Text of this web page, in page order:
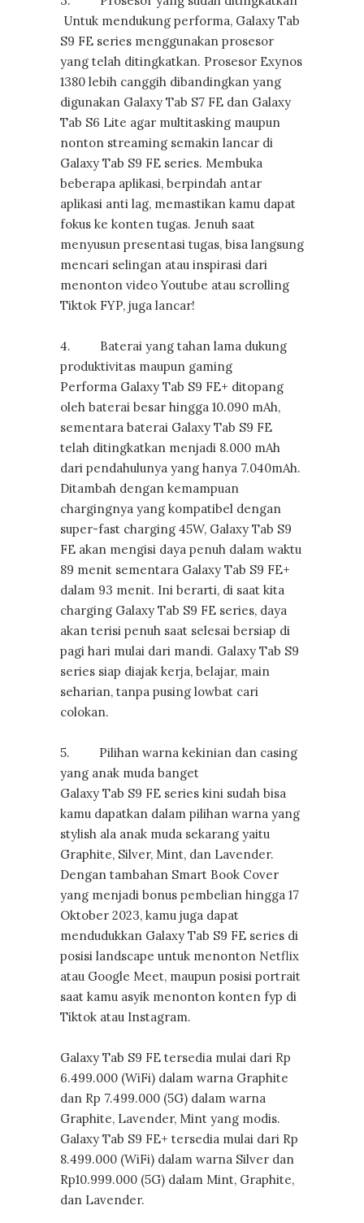
Untuk mendukung performa, Galaxy Tab
S9 FE series menggunakan prosesor
yang telah ditingkatkan. Prosesor Exynos
1380 lebih canggih dibandingkan yang
digunakan Galaxy Tab S7 FE dan Galaxy
Tab S6 Lite agar multitasking maupun
nonton streaming semakin lancar di
Galaxy Tab S9 FE series. Membuka
beberapa aplikasi, berpindah antar
aplikasi anti lag, memastikan kamu dapat
fokus ke konten tugas. Jenuh saat
menyusun presentasi tugas, bisa langsung
mencari selingan atau inspirasi dari
menonton video Youtube atau scrolling
Tiktok FYP, juga lancar!
4. Baterai yang tahan lama dukung
produktivitas maupun gaming
Performa Galaxy Tab S9 FE+ ditopang
oleh baterai besar hingga 10.090 mAh,
sementara baterai Galaxy Tab S9 FE
telah ditingkatkan menjadi 8.000 mAh
dari pendahulunya yang hanya 7.040mAh.
Ditambah dengan kemampuan
chargingnya yang kompatibel dengan
super-fast charging 45W, Galaxy Tab S9
FE akan mengisi daya penuh dalam waktu
89 menit sementara Galaxy Tab S9 FE+
dalam 93 menit. Ini berarti, di saat kita
charging Galaxy Tab S9 FE series, daya
akan terisi penuh saat selesai bersiap di
pagi hari mulai dari mandi. Galaxy Tab S9
series siap diajak kerja, belajar, main
seharian, tanpa pusing lowbat cari
colokan.
5. Pilihan warna kekinian dan casing
yang anak muda banget
Galaxy Tab S9 FE series kini sudah bisa
kamu dapatkan dalam pilihan warna yang
stylish ala anak muda sekarang yaitu
Graphite, Silver, Mint, dan Lavender.
Dengan tambahan Smart Book Cover
yang menjadi bonus pembelian hingga 17
Oktober 2023, kamu juga dapat
mendudukkan Galaxy Tab S9 FE series di
posisi landscape untuk menonton Netflix
atau Google Meet, maupun posisi portrait
saat kamu asyik menonton konten fyp di
Tiktok atau Instagram.
Galaxy Tab S9 FE tersedia mulai dari Rp
6.499.000 (WiFi) dalam warna Graphite
dan Rp 7.499.000 (5G) dalam warna
Graphite, Lavender, Mint yang modis.
Galaxy Tab S9 FE+ tersedia mulai dari Rp
8.499.000 (WiFi) dalam warna Silver dan
Rp10.999.000 (5G) dalam Mint, Graphite,
dan Lavender.